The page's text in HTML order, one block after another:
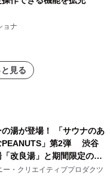
ョナ
見る
の湯が登場！ 「サウナのあ
PEANUTS」第2弾 渋谷
改良湯」と期間限定のコ
ョン サウナイキタイコラ
売決定！
ー・クリエイティブプロダクツ